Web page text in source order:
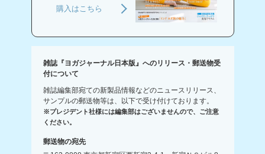
購入はこちら
雑誌『ヨガジャーナル日本版』へのリリース・郵送物受
付について
雑誌編集部宛ての新製品情報などのニュースリリース、
サンプルの郵送物等は、以下で受け付けております。
※プレジデント社様には編集部はございませんので、ご注意
ください。
郵送物の宛先